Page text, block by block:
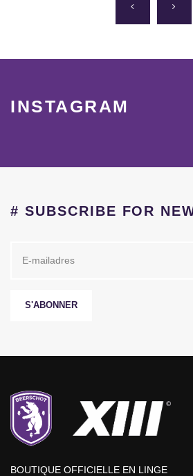
INSTAGRAM
# SUBSCRIBE FOR
S'ABONNER
BOUTIQUE OFFICIELLE EN LINGE